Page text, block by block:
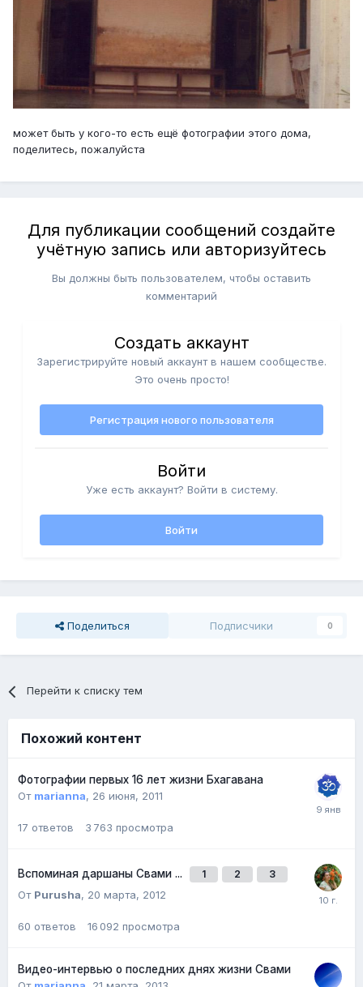
может быть у кого-то есть ещё фотографии этого дома,
поделитесь, пожалуйста
Для публикации сообщений создайте
учётную запись или авторизуйтесь
Вы должны быть пользователем, чтобы оставить
комментарий
Создать аккаунт
Зарегистрируйте новый аккаунт в нашем сообществе.
Это очень просто!
Регистрация нового пользователя
Войти
Уже есть аккаунт? Войти в систему.
Войти
Поделиться Подписчики 0
Перейти к списку тем
Похожий контент
Фотографии первых 16 лет жизни Бхагавана
От marianna, 26 июня, 2011
17 ответов 3 763 просмотра
Вспоминая даршаны Свами ... 1 2 3
От Purusha, 20 марта, 2012
60 ответов 16 092 просмотра
Видео-интервью о последних днях жизни Свами